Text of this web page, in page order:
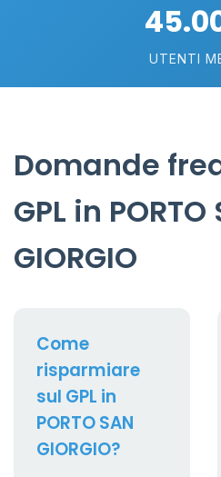
UTENTI
Domande
GPL in PORTO
GIORGIO
Come
risparmiare
sul GPL in
PORTO SAN
GIORGIO?